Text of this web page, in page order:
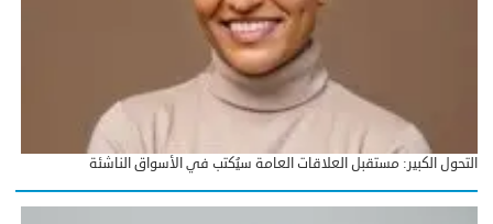
التحول الكبير: مستقبل العلاقات العامة سيُكتب في الأسواق الناشئة